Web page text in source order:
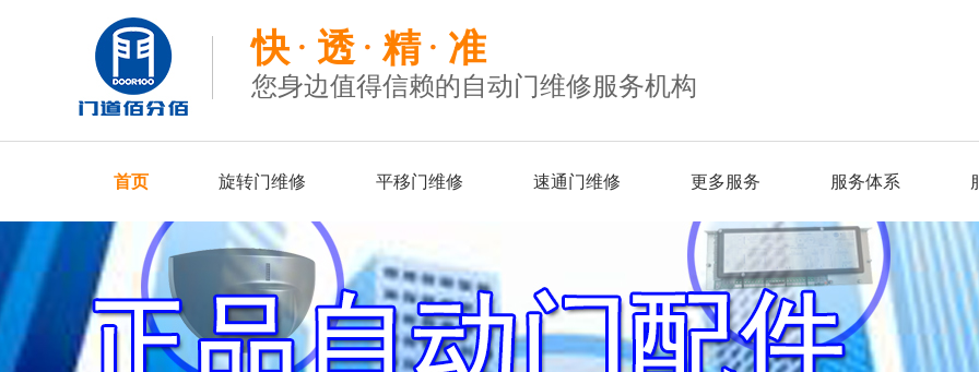
快 透 精 准
您身边值得信赖的自动门维修服务机构
首页 旋转门维修 平移门维修 速通门维修 更多服务 服务体系